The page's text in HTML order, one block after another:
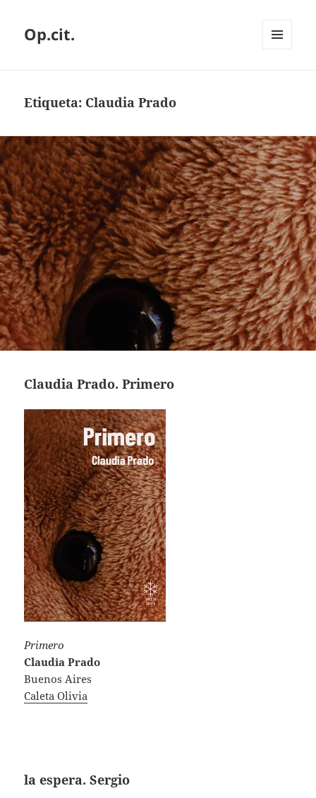
Op.cit.
Etiqueta: Claudia Prado
Claudia Prado. Primero
Primero
Claudia Prado
Buenos Aires
Caleta Olivia
la espera. Sergio